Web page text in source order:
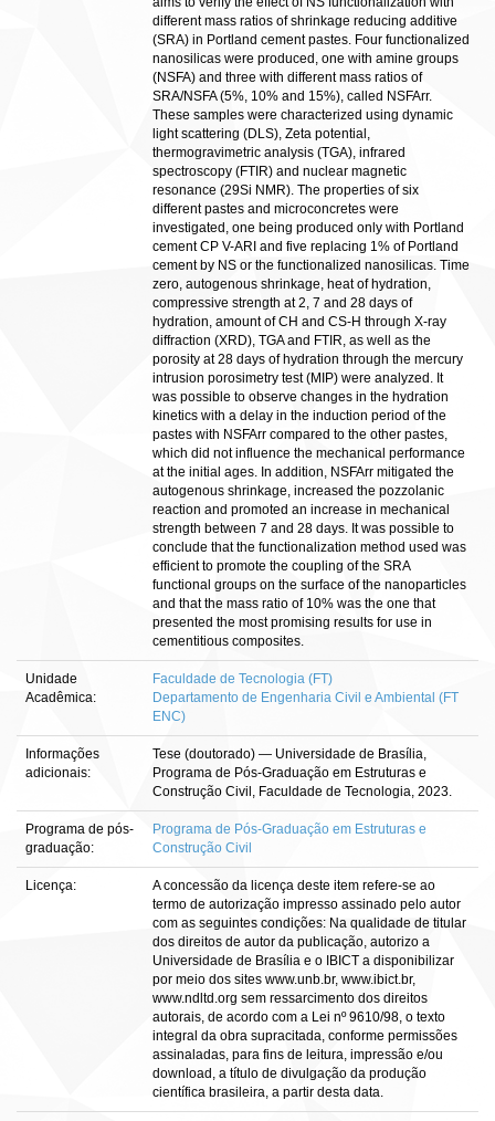
different mass ratios of shrinkage reducing additive
(SRA) in Portland cement pastes. Four functionalized
nanosilicas were produced, one with amine groups
(NSFA) and three with different mass ratios of
SRA/NSFA (5%, 10% and 15%), called NSFArr.
These samples were characterized using dynamic
light scattering (DLS), Zeta potential,
thermogravimetric analysis (TGA), infrared
spectroscopy (FTIR) and nuclear magnetic
resonance (29Si NMR). The properties of six
different pastes and microconcretes were
investigated, one being produced only with Portland
cement CP V-ARI and five replacing 1% of Portland
cement by NS or the functionalized nanosilicas. Time
zero, autogenous shrinkage, heat of hydration,
compressive strength at 2, 7 and 28 days of
hydration, amount of CH and CS-H through X-ray
diffraction (XRD), TGA and FTIR, as well as the
porosity at 28 days of hydration through the mercury
intrusion porosimetry test (MIP) were analyzed. It
was possible to observe changes in the hydration
kinetics with a delay in the induction period of the
pastes with NSFArr compared to the other pastes,
which did not influence the mechanical performance
at the initial ages. In addition, NSFArr mitigated the
autogenous shrinkage, increased the pozzolanic
reaction and promoted an increase in mechanical
strength between 7 and 28 days. It was possible to
conclude that the functionalization method used was
efficient to promote the coupling of the SRA
functional groups on the surface of the nanoparticles
and that the mass ratio of 10% was the one that
presented the most promising results for use in
cementitious composites.
Unidade
Acadêmica:
Faculdade de Tecnologia (FT)
Departamento de Engenharia Civil e Ambiental (FT
ENC)
Informações
adicionais:
Tese (doutorado) — Universidade de Brasília,
Programa de Pós-Graduação em Estruturas e
Construção Civil, Faculdade de Tecnologia, 2023.
Programa de pós-
graduação:
Programa de Pós-Graduação em Estruturas e
Construção Civil
Licença:
A concessão da licença deste item refere-se ao
termo de autorização impresso assinado pelo autor
com as seguintes condições: Na qualidade de titular
dos direitos de autor da publicação, autorizo a
Universidade de Brasília e o IBICT a disponibilizar
por meio dos sites www.unb.br, www.ibict.br,
www.ndltd.org sem ressarcimento dos direitos
autorais, de acordo com a Lei nº 9610/98, o texto
integral da obra supracitada, conforme permissões
assinaladas, para fins de leitura, impressão e/ou
download, a título de divulgação da produção
científica brasileira, a partir desta data.